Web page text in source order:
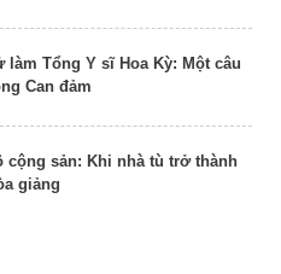
Tổng Y sĩ Hoa Kỳ: Một câu
Can đảm
sản: Khi nhà tù trở thành
giảng